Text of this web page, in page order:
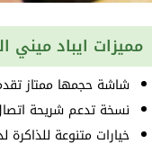
مميزات ايباد ميني
شاشة حجمها ممتاز
نسخة تدعم شريحة
خيارات متنوعة